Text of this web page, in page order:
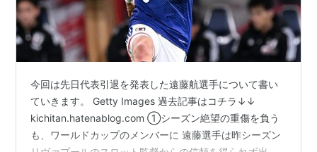
今回は先日代表引退を発表した遠藤航選手について書い
ていきます。 Getty Images 過去記事はコチラ↓↓
kichitan.hatenablog.com ①シーズン絶望の重傷を負う
も、ワールドカップのメンバーに 遠藤選手は昨シーズン